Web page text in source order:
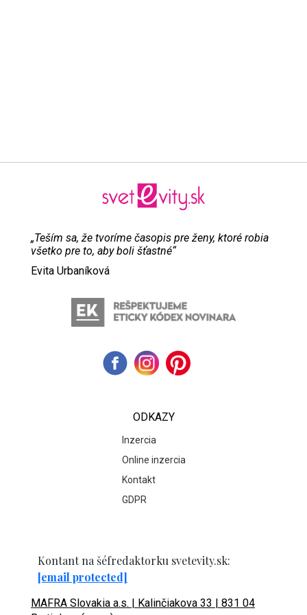
„Teším sa, že tvoríme časopis pre ženy, ktoré robia
všetko pre to, aby boli šťastné“
Evita Urbaníková
ODKAZY
Inzercia
Online inzercia
Kontakt
GDPR
Kontant na šéfredaktorku svetevity.sk:
[email protected]
MAFRA Slovakia a.s. | Kalinčiakova 33 | 831 04